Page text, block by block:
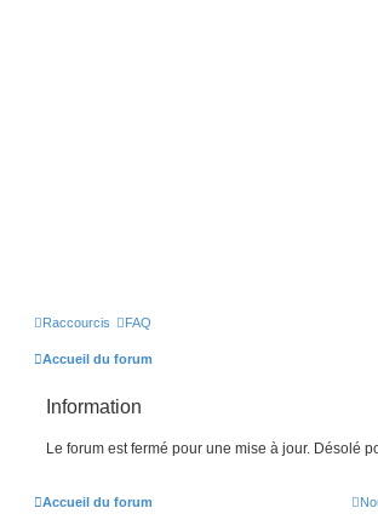
Raccourcis FAQ
Accueil du forum
Information
Le forum est fermé pour une mise à jour. Désolé
Accueil du forum